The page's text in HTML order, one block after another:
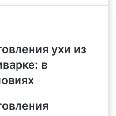
ухи из
в